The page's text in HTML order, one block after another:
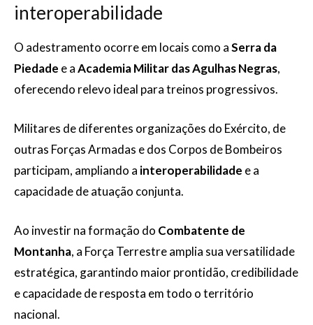
interoperabilidade
O adestramento ocorre em locais como aSerra da
Piedade e aAcademia Militar das Agulhas Negras,
oferecendo relevo ideal para treinos progressivos.
Militares de diferentes organizações do Exército, de
outras Forças Armadas e dos Corpos de Bombeiros
participam, ampliando a interoperabilidade e a
capacidade de atuação conjunta.
Ao investir na formação do Combatente de
Montanha, a Força Terrestre amplia sua versatilidade
estratégica, garantindo maior prontidão, credibilidade
e capacidade de resposta em todo o território
nacional.